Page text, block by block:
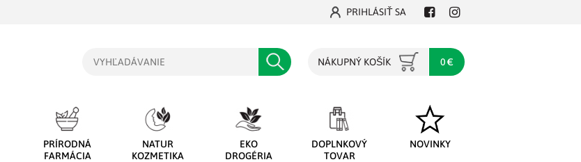
PRIHLÁSIŤ SA
FacebookInstagram
Hľadať NÁKUPNÝ KOŠÍK 0 €
PRÍRODNÁ
FARMÁCIA
NATUR
KOZMETIKA
EKO
DROGÉRIA
DOPLNKOVÝ
TOVAR
NOVINKY